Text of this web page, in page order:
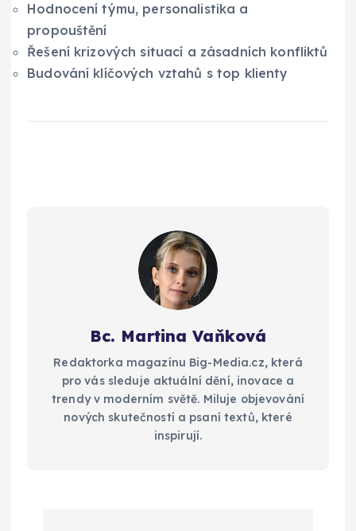
Hodnocení týmu, personalistika a
propouštění
Řešení krizových situací a zásadních konfliktů
Budování klíčových vztahů s top klienty
Bc. Martina Vaňková
Redaktorka magazínu Big-Media.cz, která
pro vás sleduje aktuální dění, inovace a
trendy v moderním světě. Miluje objevování
nových skutečností a psaní textů, které
inspirují.